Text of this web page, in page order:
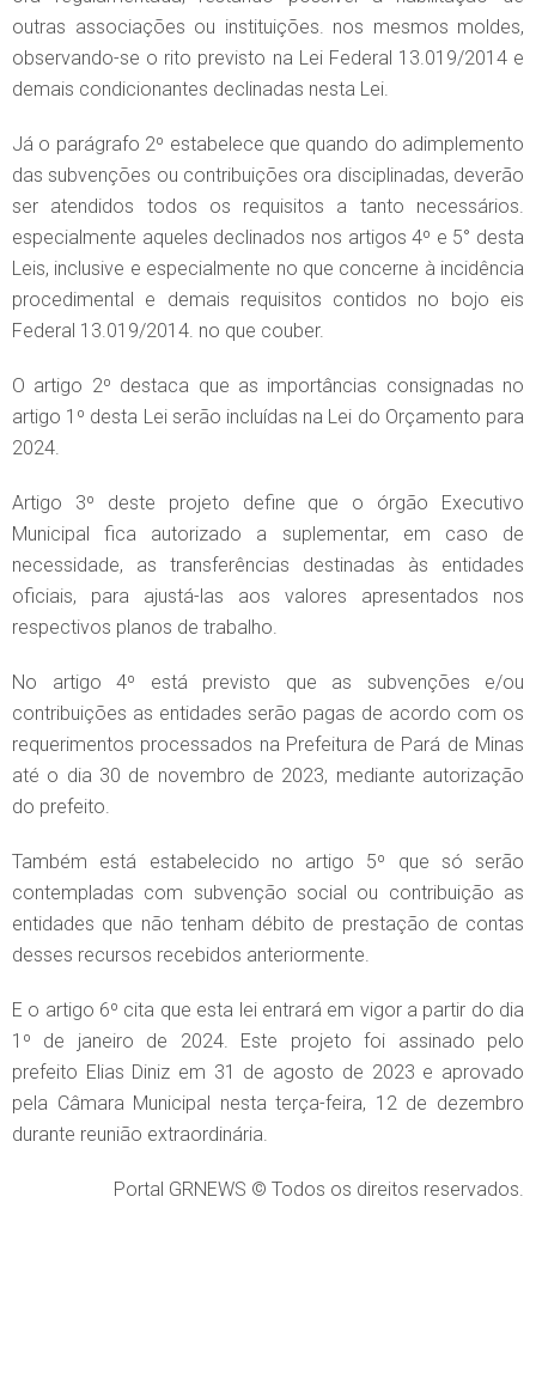
outras associações ou instituições. nos mesmos moldes,
observando-se o rito previsto na Lei Federal 13.019/2014 e
demais condicionantes declinadas nesta Lei.
Já o parágrafo 2º estabelece que quando do adimplemento
das subvenções ou contribuições ora disciplinadas, deverão
ser atendidos todos os requisitos a tanto necessários.
especialmente aqueles declinados nos artigos 4º e 5° desta
Leis, inclusive e especialmente no que concerne à incidência
procedimental e demais requisitos contidos no bojo eis
Federal 13.019/2014. no que couber.
O artigo 2º destaca que as importâncias consignadas no
artigo 1º desta Lei serão incluídas na Lei do Orçamento para
2024.
Artigo 3º deste projeto define que o órgão Executivo
Municipal fica autorizado a suplementar, em caso de
necessidade, as transferências destinadas às entidades
oficiais, para ajustá-las aos valores apresentados nos
respectivos planos de trabalho.
No artigo 4º está previsto que as subvenções e/ou
contribuições as entidades serão pagas de acordo com os
requerimentos processados na Prefeitura de Pará de Minas
até o dia 30 de novembro de 2023, mediante autorização
do prefeito.
Também está estabelecido no artigo 5º que só serão
contempladas com subvenção social ou contribuição as
entidades que não tenham débito de prestação de contas
desses recursos recebidos anteriormente.
E o artigo 6º cita que esta lei entrará em vigor a partir do dia
1º de janeiro de 2024. Este projeto foi assinado pelo
prefeito Elias Diniz em 31 de agosto de 2023 e aprovado
pela Câmara Municipal nesta terça-feira, 12 de dezembro
durante reunião extraordinária.
Portal GRNEWS © Todos os direitos reservados.